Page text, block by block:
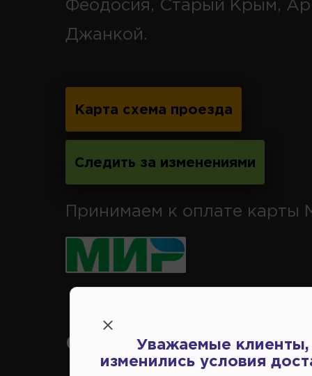
Феодосия, Старый Крым,
Джанкой.
Карта схема проезда
Следить за изменениями
Принимаем к оплате карты
Справочный центр:
Уважаемые клиенты,
изменились условия